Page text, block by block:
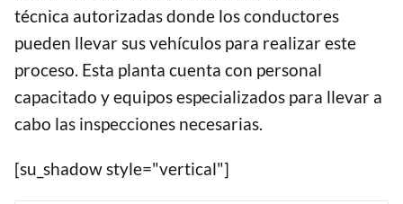
técnica autorizadas donde los conductores
pueden llevar sus vehículos para realizar este
proceso. Esta planta cuenta con personal
capacitado y equipos especializados para llevar a
cabo las inspecciones necesarias.
[su_shadow style="vertical"]